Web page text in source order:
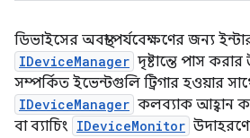
ডিভাইসের অবস্থা পর্যবেক্ষণের জন্য
IDeviceManager দৃষ্টান্তে পাস
সম্পর্কিত ইভেন্টগুলি ট্রিগার হওয়ার
IDeviceManager কলব্যাক আহ্বান
বা ব্যাচিং IDeviceMonitor